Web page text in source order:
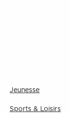
Jeunesse
Sports & Loisirs